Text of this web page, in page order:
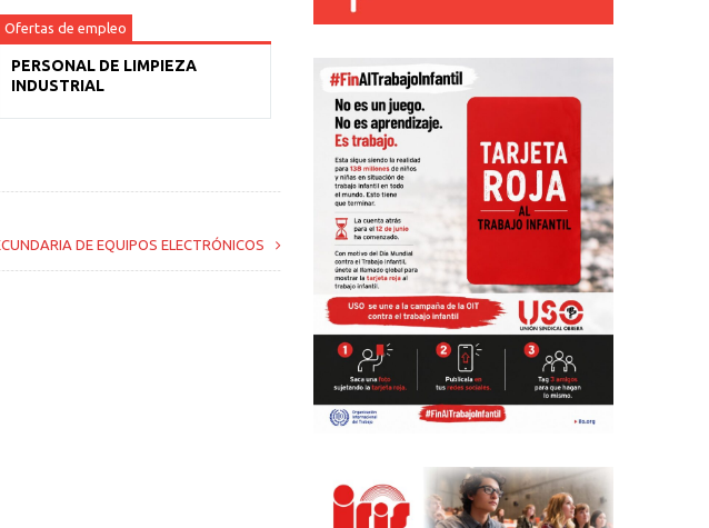
Ofertas de empleo
PERSONAL DE LIMPIEZA
INDUSTRIAL
DE EQUIPOS ELECTRÓNICOS